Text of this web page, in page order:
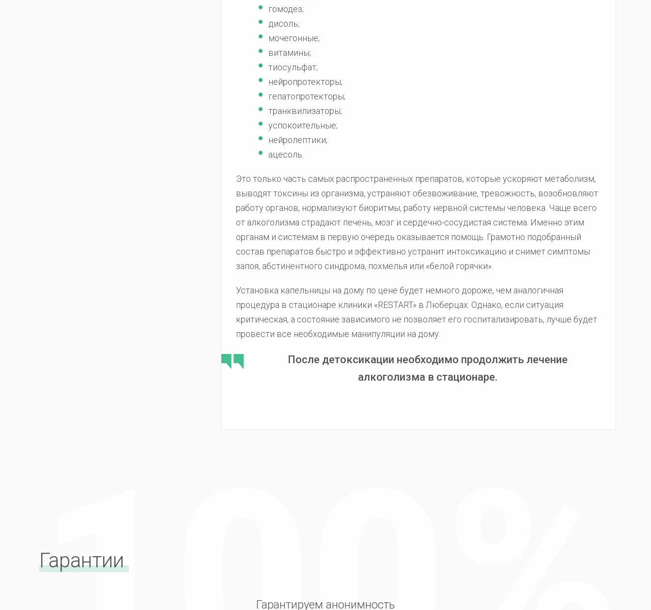
гомодез;
дисоль;
мочегонные;
витамины;
тиосульфат;
нейропротекторы;
гепатопротекторы;
транквилизаторы;
успокоительные;
нейролептики;
ацесоль.
Это только часть самых распространенных препаратов, которые ускоряют метаболизм,
выводят токсины из организма, устраняют обезвоживание, тревожность, возобновляют
работу органов, нормализуют биоритмы, работу нервной системы человека. Чаще всего
от алкоголизма страдают печень, мозг и сердечно-сосудистая система. Именно этим
органам и системам в первую очередь оказывается помощь. Грамотно подобранный
состав препаратов быстро и эффективно устранит интоксикацию и снимет симптомы
запоя, абстинентного синдрома, похмелья или «белой горячки».
Установка капельницы на дому по цене будет немного дороже, чем аналогичная
процедура в стационаре клиники «RESTART» в Люберцах. Однако, если ситуация
критическая, а состояние зависимого не позволяет его госпитализировать, лучше будет
провести все необходимые манипуляции на дому.
После детоксикации необходимо продолжить лечение
алкоголизма в стационаре.
Гарантии
Гарантируем анонимность